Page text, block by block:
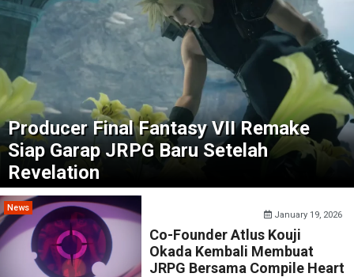
Producer Final Fantasy VII Remake
Siap Garap JRPG Baru Setelah
Revelation
News
January 19, 2026
Co-Founder Atlus Kouji
Okada Kembali Membuat
JRPG Bersama Compile Heart